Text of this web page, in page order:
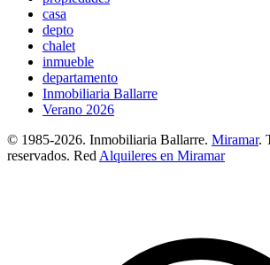
casa
depto
chalet
inmueble
departamento
Inmobiliaria Ballarre
Verano 2026
© 1985-2026. Inmobiliaria Ballarre. Miramar.
reservados. Red Alquileres en Miramar